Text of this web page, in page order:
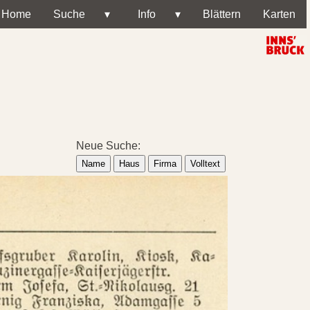
Home Suche ▾ Info ▾ Blättern Karten
Neue Suche:
Name Haus Firma Volltext